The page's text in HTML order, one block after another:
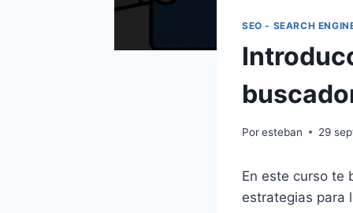
SEO - SEARCH
Poresteban 29
En este curso te
estrategias para